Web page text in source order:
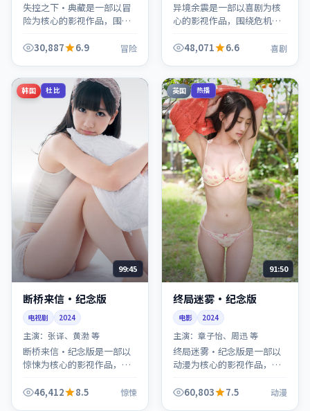
失控之下·典藏是一部以冒
险为核心的影视作品，围绕
开，整体节奏紧凑，值得推
30,887 6.9 冒险
异境余震是一部以喜剧为核
心的影视作品，围绕危机、
节奏紧凑，值得推荐观看。
48,071 6.6 喜剧
韩国 杜比
99:45
断桥来信·纪念版
电视剧 2024
主演： 张译、黄渤 等
断桥来信·纪念版是一部以
惊悚为核心的影视作品，围
开，整体节奏紧凑，值得推
46,412 8.5 惊悚
英国 热播
91:50
终局迷雾·纪念版
电影 2024
主演：章子怡、周迅 等
终局迷雾·纪念版是一部以
动漫为核心的影视作品，围
开，整体节奏紧凑，值得推
60,803 7.5 动漫